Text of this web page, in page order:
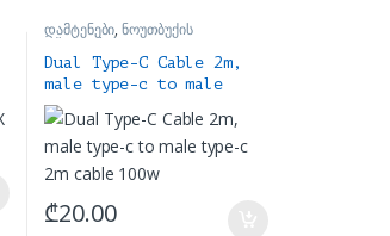
დამტენები, ნოუთბუქის
აქსესუარები
Dual Type-C Cable 2m,
male type-c to male
type-c 2m cable 100w
₾20.00